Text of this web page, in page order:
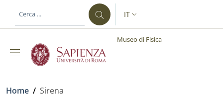
al contenuto principale
SELETTORE LINGUA:
IT
Museo di Fisica
Briciole di pane
Home / Sirena